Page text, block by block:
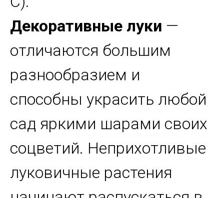
Декоративные луки —
отличаются большим
разнообразием и
способны украсить любой
сад яркими шарами своих
соцветий. Неприхотливые
луковичные растения